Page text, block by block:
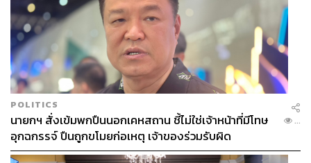
POLITICS
นายกฯ สั่งเข้มพกปืนนอกเคหสถาน ชี้ไม่ใช่เจ้าหน้าที่มีโทษ
อุกฉกรรจ์ ปืนถูกขโมยก่อเหตุ เจ้าของร่วมรับผิด
...